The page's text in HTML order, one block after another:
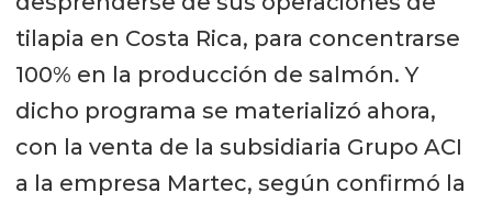
tilapia en Costa Rica, para concentrarse
100% en la producción de salmón. Y
dicho programa se materializó ahora,
con la venta de la subsidiaria Grupo ACI
a la empresa Martec, según confirmó la